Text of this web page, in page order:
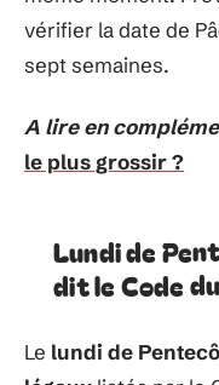
vérifier la date de
sept semaines.
A lire en
le plus grossir ?
Lundi de
dit le Code
Le lundi de